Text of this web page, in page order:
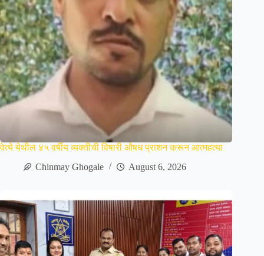
वेत्ये येथील ४५ वर्षीय व्यक्तीची विषारी औषध प्राशन करून आत्महत्या
Chinmay Ghogale
August 6, 2026